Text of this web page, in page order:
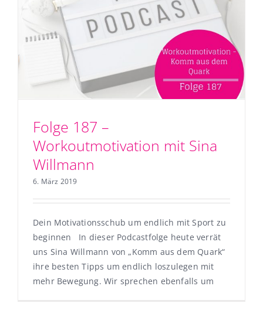
Folge 187 –
Workoutmotivation mit Sina
Willmann
6. März 2019
Dein Motivationsschub um endlich mit Sport zu
beginnen In dieser Podcastfolge heute verrät
uns Sina Willmann von „Komm aus dem Quark“
ihre besten Tipps um endlich loszulegen mit
mehr Bewegung. Wir sprechen ebenfalls um